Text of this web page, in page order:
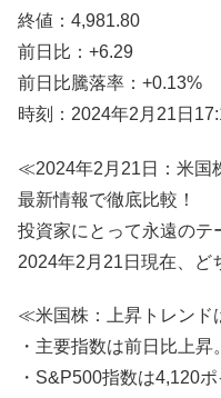
終値：4,981.80
前日比：+6.29
前日比騰落率：+0.13%
時刻：2024年2月21日
≪2024年2月21日：米国
最新情報で徹底比較！
投資家にとって永遠のテ
2024年2月21日現在、ど
≪米国株：上昇トレンド
・主要指数は前日比上昇。
・S&P500指数は4,120